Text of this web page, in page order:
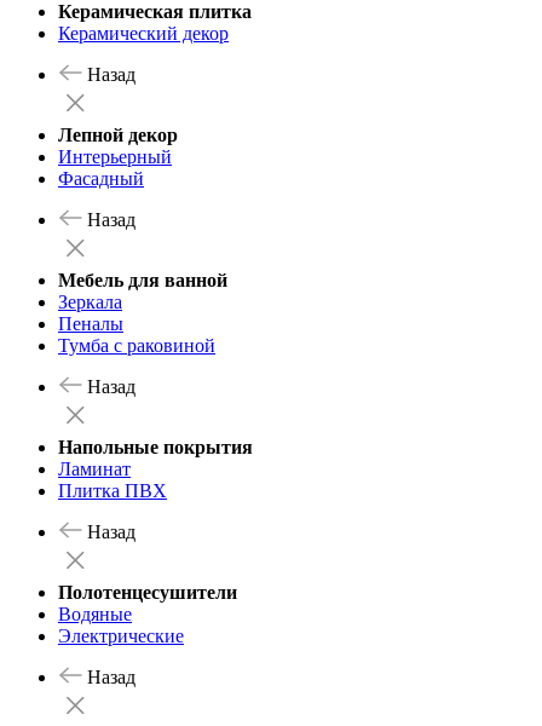
Керамическая плитка
Керамический декор
Назад
Лепной декор
Интерьерный
Фасадный
Назад
Мебель для ванной
Зеркала
Пеналы
Тумба с раковиной
Назад
Напольные покрытия
Ламинат
Плитка ПВХ
Назад
Полотенцесушители
Водяные
Электрические
Назад